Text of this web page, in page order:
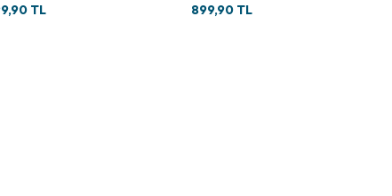
TL
899,90 TL